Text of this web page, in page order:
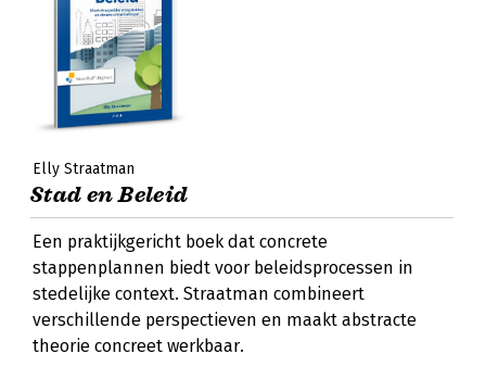
Elly Straatman
Stad en Beleid
Een praktijkgericht boek dat concrete
stappenplannen biedt voor beleidsprocessen in
stedelijke context. Straatman combineert
verschillende perspectieven en maakt abstracte
theorie concreet werkbaar.